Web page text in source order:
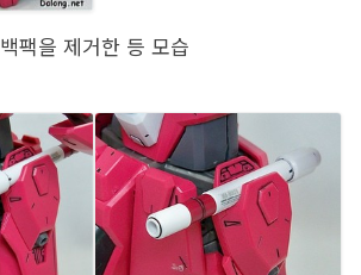
백팩을 제거한 등 모습